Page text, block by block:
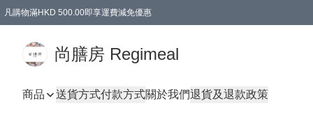
凡購物滿HKD 500.00即享運費減免優惠
尚膳房 Regimeal
商品 送貨方式付款方式關於我們退貨及退款政策